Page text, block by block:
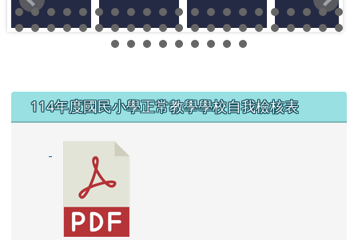
左邊區域內容
114年度國民小學正常教學學校自我檢核表